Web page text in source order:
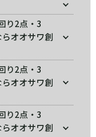
り2点・3
オオサワ創
り2点・3
オオサワ創
り2点・3
オオサワ創